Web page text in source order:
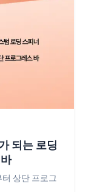
되는 로딩
상단 프로그